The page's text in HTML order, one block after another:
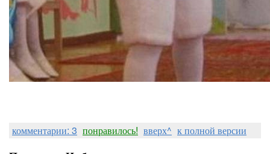
комментарии: 3 понравилось! вверх^ к полной версии